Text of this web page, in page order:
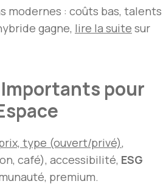
modernes : coûts bas, talents
gagne, lire la suite sur
pour
type (ouvert/privé),
café), accessibilité, ESG
premium.